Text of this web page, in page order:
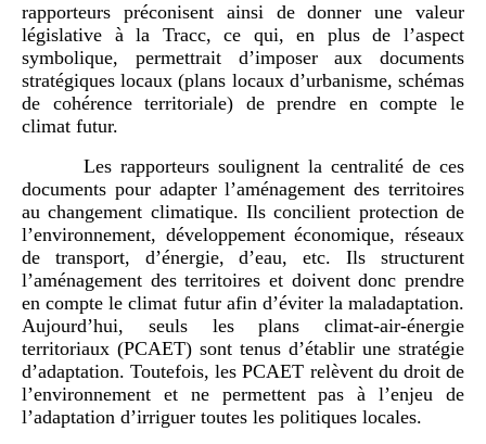
rapporteurs préconisent ainsi de donner une valeur
législative à la Tracc, ce qui, en plus de l’aspect
symbolique, permettrait d’imposer aux documents
stratégiques locaux (plans locaux d’urbanisme, schémas
de cohérence territoriale) de prendre en compte le
climat futur.
Les rapporteurs soulignent la centralité de ces
documents pour adapter l’aménagement des territoires
au changement climatique. Ils concilient protection de
l’environnement, développement économique, réseaux
de transport, d’énergie, d’eau, etc. Ils structurent
l’aménagement des territoires et doivent donc prendre
en compte le climat futur afin d’éviter la maladaptation.
Aujourd’hui, seuls les plans climat-air-énergie
territoriaux (PCAET) sont tenus d’établir une stratégie
d’adaptation. Toutefois, les PCAET relèvent du droit de
l’environnement et ne permettent pas à l’enjeu de
l’adaptation d’irriguer toutes les politiques locales.